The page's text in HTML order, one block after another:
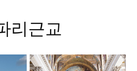
파리근교